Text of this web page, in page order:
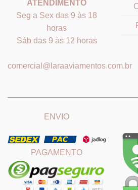
ATENDIMENTO
Seg a Sex das 9 às 18
horas
Sáb das 9 às 12 horas
comercial@laraaviamentos.com.br
ENVIO
PAGAMENTO